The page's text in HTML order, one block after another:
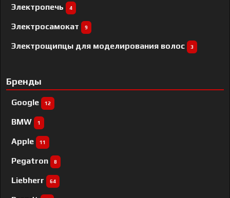
Электропечь 4
Электросамокат 9
Электрощипцы для моделирования волос 3
Бренды
Google 12
BMW 1
Apple 11
Pegatron 8
Liebherr 64